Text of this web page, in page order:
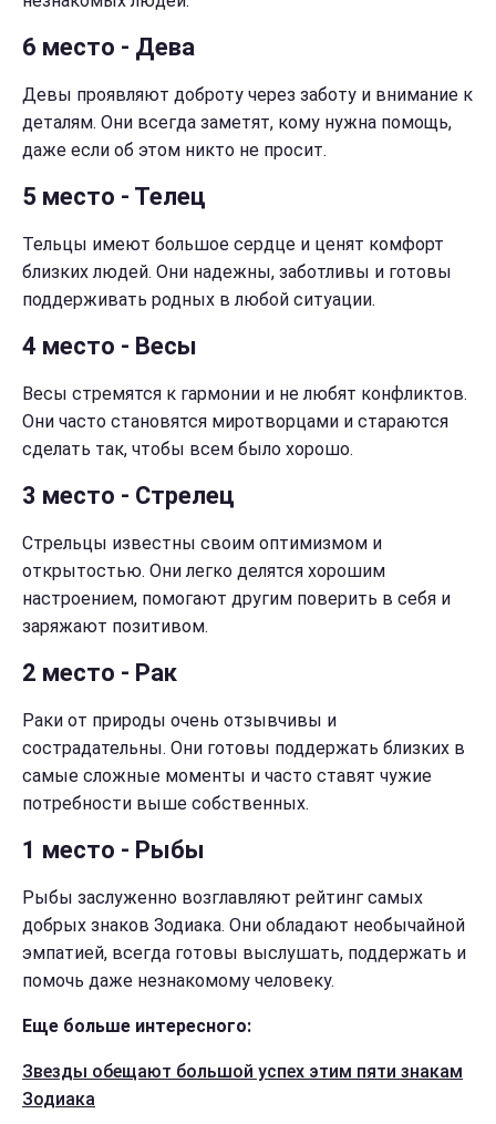
6 место - Дева
Девы проявляют доброту через заботу и внимание к
деталям. Они всегда заметят, кому нужна помощь,
даже если об этом никто не просит.
5 место - Телец
Тельцы имеют большое сердце и ценят комфорт
близких людей. Они надежны, заботливы и готовы
поддерживать родных в любой ситуации.
4 место - Весы
Весы стремятся к гармонии и не любят конфликтов.
Они часто становятся миротворцами и стараются
сделать так, чтобы всем было хорошо.
3 место - Стрелец
Стрельцы известны своим оптимизмом и
открытостью. Они легко делятся хорошим
настроением, помогают другим поверить в себя и
заряжают позитивом.
2 место - Рак
Раки от природы очень отзывчивы и
сострадательны. Они готовы поддержать близких в
самые сложные моменты и часто ставят чужие
потребности выше собственных.
1 место - Рыбы
Рыбы заслуженно возглавляют рейтинг самых
добрых знаков Зодиака. Они обладают необычайной
эмпатией, всегда готовы выслушать, поддержать и
помочь даже незнакомому человеку.
Еще больше интересного:
Звезды обещают большой успех этим пяти знакам
Зодиака